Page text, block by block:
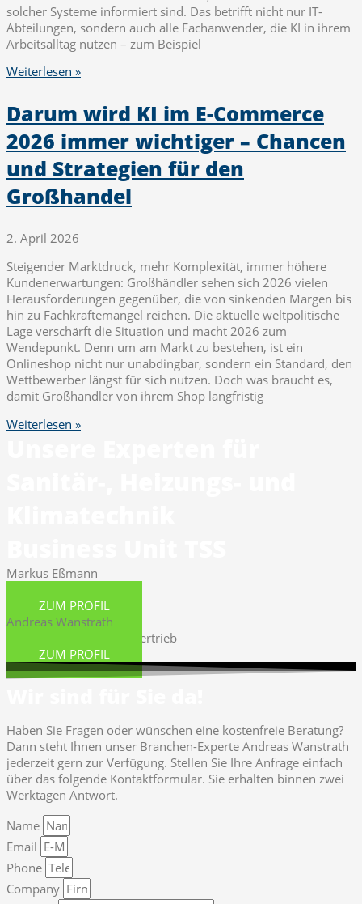
solcher Systeme informiert sind. Das betrifft nicht nur IT-
Abteilungen, sondern auch alle Fachanwender, die KI in ihrem
Arbeitsalltag nutzen – zum Beispiel
Weiterlesen »
Darum wird KI im E-Commerce
2026 immer wichtiger – Chancen
und Strategien für den
Großhandel
2. April 2026
Steigender Marktdruck, mehr Komplexität, immer höhere
Kundenerwartungen: Großhändler sehen sich 2026 vielen
Herausforderungen gegenüber, die von sinkenden Margen bis
hin zu Fachkräftemangel reichen. Die aktuelle weltpolitische
Lage verschärft die Situation und macht 2026 zum
Wendepunkt. Denn um am Markt zu bestehen, ist ein
Onlineshop nicht nur unabdingbar, sondern ein Standard, den
Wettbewerber längst für sich nutzen. Doch was braucht es,
damit Großhändler von ihrem Shop langfristig
Weiterlesen »
Markus Eßmann
ZUM PROFIL
Andreas Wanstrath
Teamleiter Neukundenvertrieb
ZUM PROFIL
Haben Sie Fragen oder wünschen eine kostenfreie Beratung?
Dann steht Ihnen unser Branchen-Experte Andreas Wanstrath
jederzeit gern zur Verfügung. Stellen Sie Ihre Anfrage einfach
über das folgende Kontaktformular. Sie erhalten binnen zwei
Werktagen Antwort.
Name
Email
Phone
Company